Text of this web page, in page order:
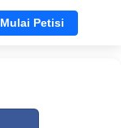
Mulai Petisi